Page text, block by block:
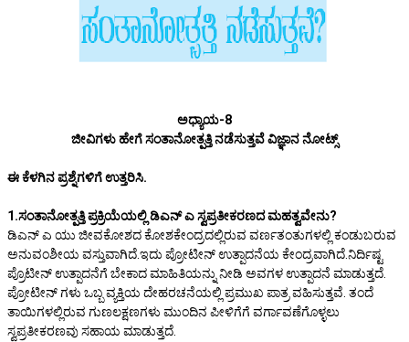
ಅಧ್ಯಾಯ-8
ಜೀವಿಗಳು ಹೇಗೆ ಸಂತಾನೋತ್ಪತ್ತಿ ನಡೆಸುತ್ತವೆ ವಿಜ್ಞಾನ ನೋಟ್ಸ್
ಈ ಕೆಳಗಿನ ಪ್ರಶ್ನೆಗಳಿಗೆ ಉತ್ತರಿಸಿ.
1.ಸಂತಾನೋತ್ಪತ್ತಿ ಪ್ರಕ್ರಿಯೆಯಲ್ಲಿ ಡಿಎನ್ ಎ ಸ್ವಪ್ರತೀಕರಣದ ಮಹತ್ವವೇನು?
ಡಿಎನ್ ಎ ಯು ಜೀವಕೋಶದ ಕೋಶಕೇಂದ್ರದಲ್ಲಿರುವ ವರ್ಣತಂತುಗಳಲ್ಲಿ ಕಂಡುಬರುವ
ಅನುವಂಶೀಯ ವಸ್ತುವಾಗಿದೆ.ಇದು ಪ್ರೋಟೀನ್ ಉತ್ಪಾದನೆಯ ಕೇಂದ್ರವಾಗಿದೆ.ನಿರ್ದಿಷ್ಟ
ಪ್ರೊಟೀನ್ ಉತ್ಪಾದನೆಗೆ ಬೇಕಾದ ಮಾಹಿತಿಯನ್ನು ನೀಡಿ ಅವಗಳ ಉತ್ಪಾದನೆ ಮಾಡುತ್ತದೆ.
ಪ್ರೋಟೀನ್ ಗಳು ಒಬ್ಬ ವ್ಯಕ್ತಿಯ ದೇಹರಚನೆಯಲ್ಲಿ ಪ್ರಮುಖ ಪಾತ್ರ ವಹಿಸುತ್ತವೆ. ತಂದೆ
ತಾಯಿಗಳಲ್ಲಿರುವ ಗುಣಲಕ್ಷಣಗಳು ಮುಂದಿನ ಪೀಳಿಗೆಗೆ ವರ್ಗಾವಣೆಗೊಳ್ಳಲು
ಸ್ವಪ್ರತೀಕರಣವು ಸಹಾಯ ಮಾಡುತ್ತದೆ.